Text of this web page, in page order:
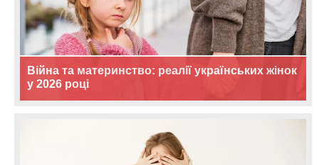
Війна та материнство: реалії українських жінок
у 2026 році